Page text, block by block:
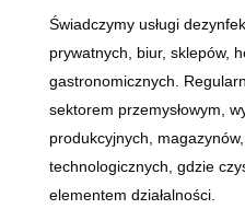
Świadczymy usługi
prywatnych, biur, sklepów,
gastronomicznych.
sektorem przemysłowym,
produkcyjnych,
technologicznych, gdzie
elementem działalności.